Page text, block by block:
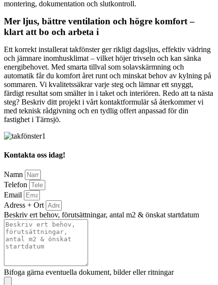
montering, dokumentation och slutkontroll.
Mer ljus, bättre ventilation och högre komfort –
klart att bo och arbeta i
Ett korrekt installerat takfönster ger rikligt dagsljus, effektiv vädring
och jämnare inomhusklimat – vilket höjer trivseln och kan sänka
energibehovet. Med smarta tillval som solavskärmning och
automatik får du komfort året runt och minskat behov av kylning på
sommaren. Vi kvalitetssäkrar varje steg och lämnar ett snyggt,
färdigt resultat som smälter in i taket och interiören. Redo att ta nästa
steg? Beskriv ditt projekt i vårt kontaktformulär så återkommer vi
med teknisk rådgivning och en tydlig offert anpassad för din
fastighet i Tärnsjö.
Kontakta oss idag!
Namn
Telefon
Email
Adress + Ort
Beskriv ert behov, förutsättningar, antal m2 & önskat startdatum
Bifoga gärna eventuella dokument, bilder eller ritningar